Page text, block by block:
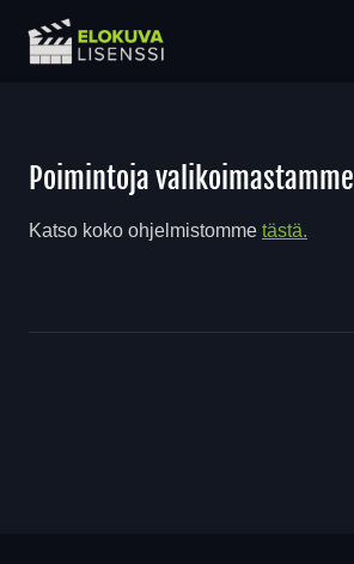
Poimintoja valikoimastamme
Katso koko ohjelmistomme tästä.